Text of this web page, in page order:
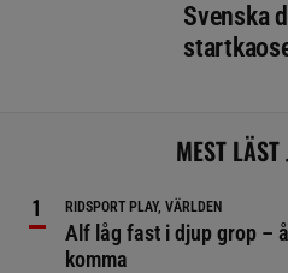
Svenska
MEST
RIDSPORT PLAY, VÄRLDEN
Alf låg fast i djup grop –
komma